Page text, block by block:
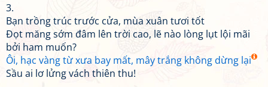
3.
Bạn trồng trúc trước cửa, mùa xuân tươi tốt
Đọt măng sớm đâm lên trời cao, lẽ nào lòng lụt lội mãi
bởi ham muốn?
Ôi, hạc vàng từ xưa bay mất, mây trắng không dừng lại
Sầu ai lơ lửng vách thiên thu!